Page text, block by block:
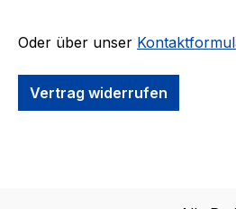
Oder über unser
Vertrag widerrufen